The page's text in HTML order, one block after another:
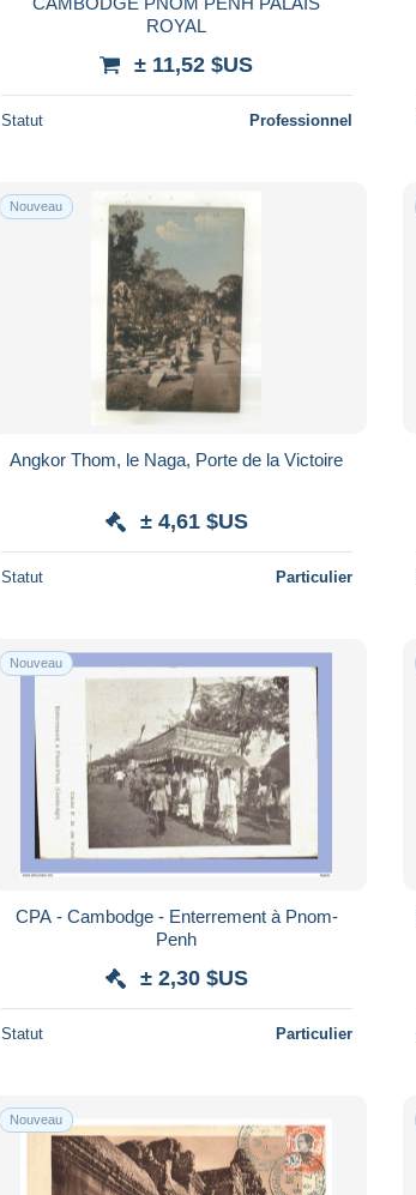
ROYAL
± 11,52 $US
Statut Professionnel
Nouveau
Angkor Thom, le Naga, Porte de la Victoire
± 4,61 $US
Statut Particulier
Nouveau
CPA - Cambodge - Enterrement à Pnom-
Penh
± 2,30 $US
Statut Particulier
Nouveau